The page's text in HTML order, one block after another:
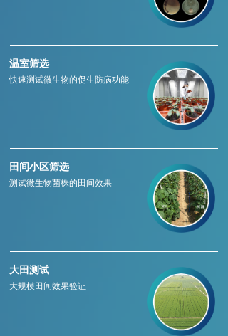
温室筛选
快速测试微生物的促生防病功能
田间小区筛选
测试微生物菌株的田间效果
大田测试
大规模田间效果验证